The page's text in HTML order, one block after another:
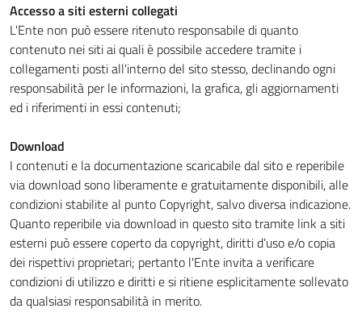
Accesso a siti esterni collegati
L'Ente non può essere ritenuto responsabile di quanto
contenuto nei siti ai quali è possibile accedere tramite i
collegamenti posti all'interno del sito stesso, declinando ogni
responsabilità per le informazioni, la grafica, gli aggiornamenti
ed i riferimenti in essi contenuti;
Download
I contenuti e la documentazione scaricabile dal sito e reperibile
via download sono liberamente e gratuitamente disponibili, alle
condizioni stabilite al punto Copyright, salvo diversa indicazione.
Quanto reperibile via download in questo sito tramite link a siti
esterni può essere coperto da copyright, diritti d’uso e/o copia
dei rispettivi proprietari; pertanto l'Ente invita a verificare
condizioni di utilizzo e diritti e si ritiene esplicitamente sollevato
da qualsiasi responsabilità in merito.